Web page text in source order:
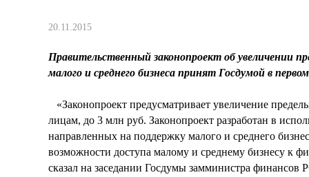
20.11.2015
Правительственный законопроект об увеличении
малого и среднего бизнеса принят Госдумой в
«Законопроект предусматривает увеличение
лицам, до 3 млн руб. Законопроект разработан в
направленных на поддержку малого и среднего
возможности доступа малому и среднему бизнесу к
сказал на заседании Госдумы замминистра